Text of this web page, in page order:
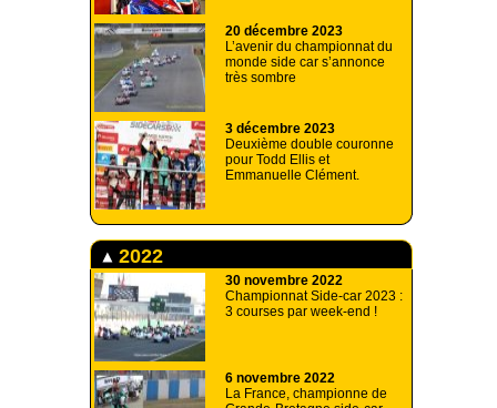
20 décembre 2023
L’avenir du championnat du
monde side car s’annonce
très sombre
3 décembre 2023
Deuxième double couronne
pour Todd Ellis et
Emmanuelle Clément.
2022
30 novembre 2022
Championnat Side-car 2023 :
3 courses par week-end !
6 novembre 2022
La France, championne de